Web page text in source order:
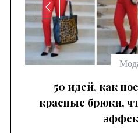
50 идей, как
красные брюки,